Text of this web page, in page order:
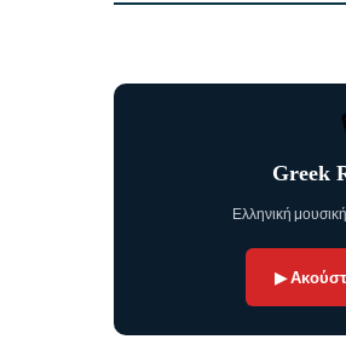
Greek
Ελληνική
▶